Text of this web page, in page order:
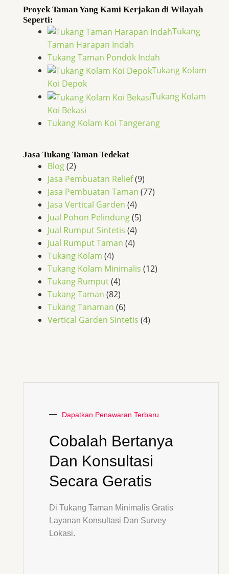
Proyek Taman Yang Kami Kerjakan di Wilayah
Seperti:
Tukang
Taman Harapan Indah
Tukang Taman Pondok Indah
Tukang Kolam
Koi Depok
Tukang Kolam
Koi Bekasi
Tukang Kolam Koi Tangerang
Jasa Tukang Taman Tedekat
Blog(2)
Jasa Pembuatan Relief(9)
Jasa Pembuatan Taman (77)
Jasa Vertical Garden (4)
Jual Pohon Pelindung(5)
Jual Rumput Sintetis (4)
Jual Rumput Taman (4)
Tukang Kolam (4)
Tukang Kolam Minimalis (12)
Tukang Rumput(4)
Tukang Taman (82)
Tukang Tanaman (6)
Vertical Garden Sintetis (4)
Dapatkan Penawaran Terbaru
Cobalah Bertanya
Dan Konsultasi
Secara Geratis
Di Tukang Taman Minimalis Gratis
Layanan Konsultasi Dan Survey
Lokasi.